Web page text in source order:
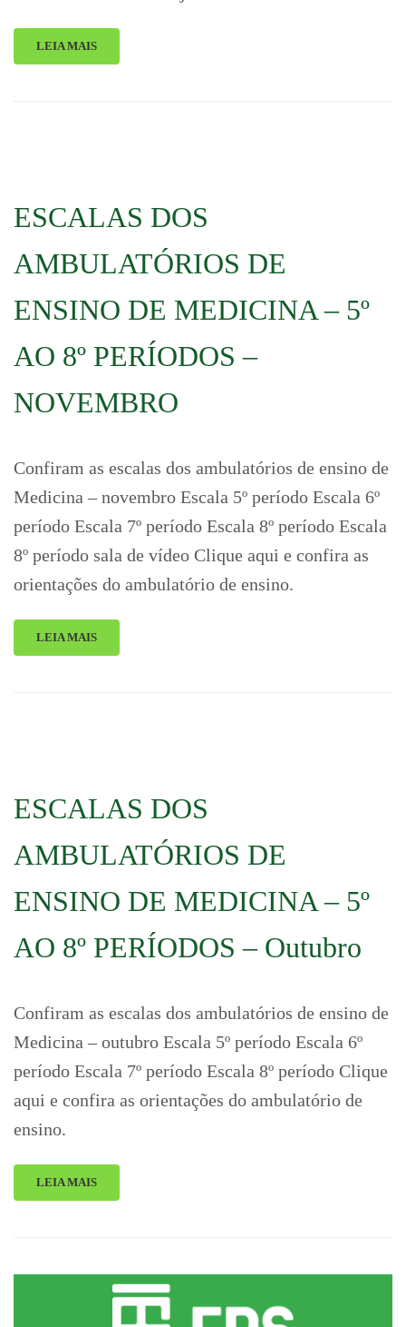
LEIA MAIS
ESCALAS DOS
AMBULATÓRIOS DE
ENSINO DE MEDICINA – 5º
AO 8º PERÍODOS –
NOVEMBRO
Confiram as escalas dos ambulatórios de ensino de
Medicina – novembro Escala 5º período Escala 6º
período Escala 7º período Escala 8º período Escala
8º período sala de vídeo Clique aqui e confira as
orientações do ambulatório de ensino.
LEIA MAIS
ESCALAS DOS
AMBULATÓRIOS DE
ENSINO DE MEDICINA – 5º
AO 8º PERÍODOS – Outubro
Confiram as escalas dos ambulatórios de ensino de
Medicina – outubro Escala 5º período Escala 6º
período Escala 7º período Escala 8º período Clique
aqui e confira as orientações do ambulatório de
ensino.
LEIA MAIS